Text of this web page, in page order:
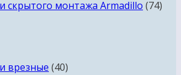
скрытого монтажа Armadillo 74
врезные 40